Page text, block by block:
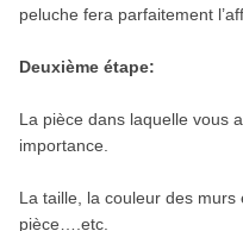
peluche fera parfaitement
Deuxième étape:
La pièce dans laquelle vous
importance.
La taille, la couleur des
pièce….etc.